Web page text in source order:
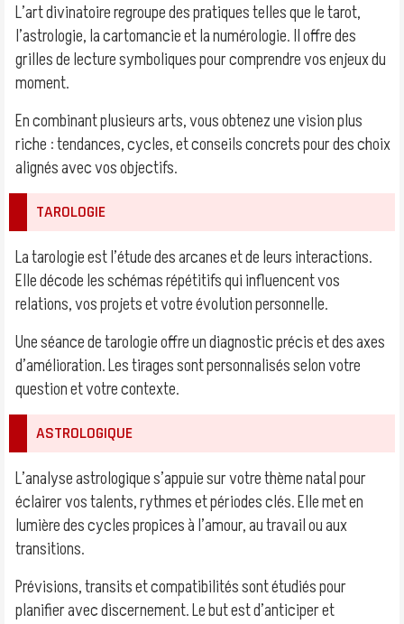
L’art divinatoire regroupe des pratiques telles que le tarot,
l’astrologie, la cartomancie et la numérologie. Il offre des
grilles de lecture symboliques pour comprendre vos enjeux du
moment.
En combinant plusieurs arts, vous obtenez une vision plus
riche : tendances, cycles, et conseils concrets pour des choix
alignés avec vos objectifs.
TAROLOGIE
La tarologie est l’étude des arcanes et de leurs interactions.
Elle décode les schémas répétitifs qui influencent vos
relations, vos projets et votre évolution personnelle.
Une séance de tarologie offre un diagnostic précis et des axes
d’amélioration. Les tirages sont personnalisés selon votre
question et votre contexte.
ASTROLOGIQUE
L’analyse astrologique s’appuie sur votre thème natal pour
éclairer vos talents, rythmes et périodes clés. Elle met en
lumière des cycles propices à l’amour, au travail ou aux
transitions.
Prévisions, transits et compatibilités sont étudiés pour
planifier avec discernement. Le but est d’anticiper et